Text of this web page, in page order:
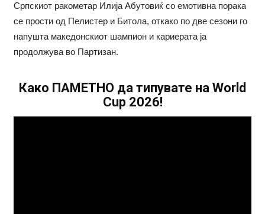
Српскиот ракометар Илија Абутовиќ со емотивна порака
се прости од Пелистер и Битола, откако по две сезони го
напушта македонскиот шампион и кариерата ја
продолжува во Партизан.
Како ПАМЕТНО да типувате на World
Cup 2026!